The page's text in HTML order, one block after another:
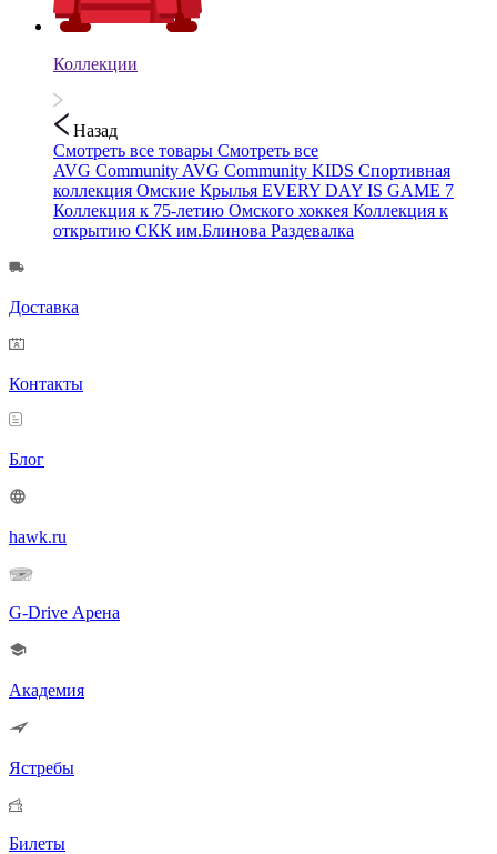
Коллекции
Назад
Смотреть все товары Смотреть все
AVG Community AVG Community KIDS Спортивная
коллекция Омские Крылья EVERY DAY IS GAME 7
Коллекция к 75-летию Омского хоккея Коллекция к
открытию СКК им.Блинова Раздевалка
Доставка
Контакты
Блог
hawk.ru
G-Drive Арена
Академия
Ястребы
Билеты